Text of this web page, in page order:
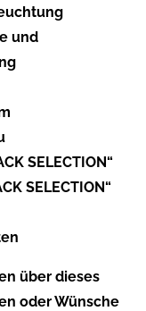
und
SELECTION“
SELECTION“
über dieses
oder Wünsche